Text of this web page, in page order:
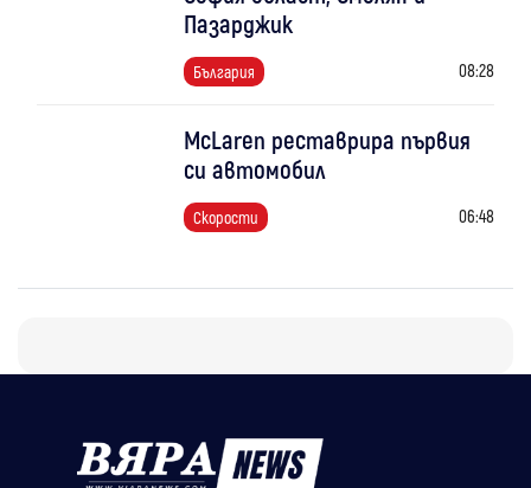
Пазарджик
България 08:28
McLaren реставрира първия
си автомобил
Скорости 06:48